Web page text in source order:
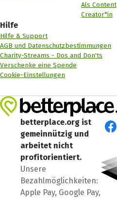
Als Content
Creator*in
Hilfe
Hilfe & Support
AGB und Datenschutzbestimmungen
Charity-Streams - Dos and Don'ts
Verschenke eine Spende
Cookie-Einstellungen
betterplace.org ist
gemeinnützig und
arbeitet nicht
profitorientiert.
Unsere
Bezahlmöglichkeiten:
Apple Pay, Google Pay,